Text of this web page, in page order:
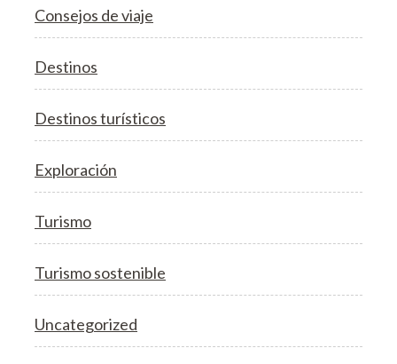
Consejos de viaje
Destinos
Destinos turísticos
Exploración
Turismo
Turismo sostenible
Uncategorized